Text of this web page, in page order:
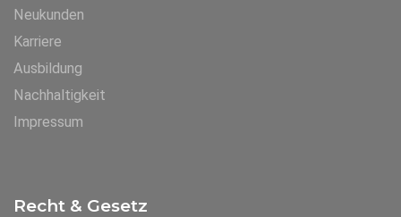
Neukunden
Karriere
Ausbildung
Nachhaltigkeit
Impressum
Recht & Gesetz